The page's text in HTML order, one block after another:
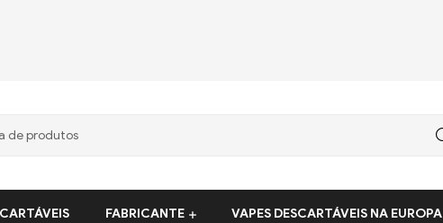
FABRICANTE VAPES DESCARTÁVEIS ​​NA EUROPA